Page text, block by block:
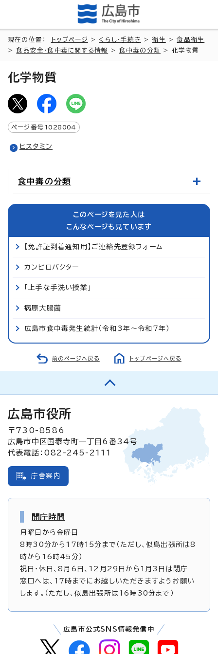
現在の位置： トップページ > くらし・手続き >衛生 >食品衛生
>食品安全・食中毒に関する情報 > 食中毒の分類 > 化学物質
化学物質
ページ番号 1028004
ヒスタミン
食中毒の分類
このページを見た人は
こんなページも見ています
【免許証到着通知用】ご連絡先登録フォーム
カンピロバクター
「上手な手洗い授業」
病原大腸菌
広島市食中毒発生統計（令和3年～令和7年）
前のページへ戻る トップページへ戻る
広島市役所
〒730-8586
広島市中区国泰寺町一丁目6番34号
代表電話：082-245-2111
庁舎案内
開庁時間
月曜日から金曜日
8時30分から17時15分まで（ただし、似島出張所は8
時から16時45分）
祝日・休日、8月6日、12月29日から1月3日は閉庁
窓口へは、17時までにお越しいただきますようお願い
します。（ただし、似島出張所は16時30分まで）
広島市公式SNS情報発信中